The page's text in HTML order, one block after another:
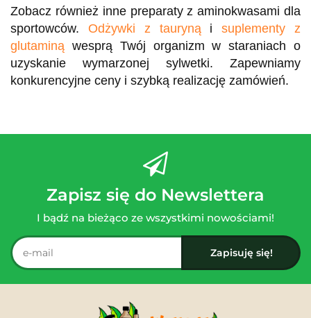
Zobacz również inne preparaty z aminokwasami dla
sportowców. Odżywki z tauryną isuplementy z
glutaminą wesprą Twój organizm w staraniach o
uzyskanie wymarzonej sylwetki. Zapewniamy
konkurencyjne ceny i szybką realizację zamówień.
Zapisz się do Newslettera
I bądź na bieżąco ze wszystkimi nowościami!